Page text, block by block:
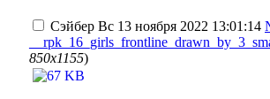
Сэйбер Вс 13 ноября 2022 13:01:14
850x1155)